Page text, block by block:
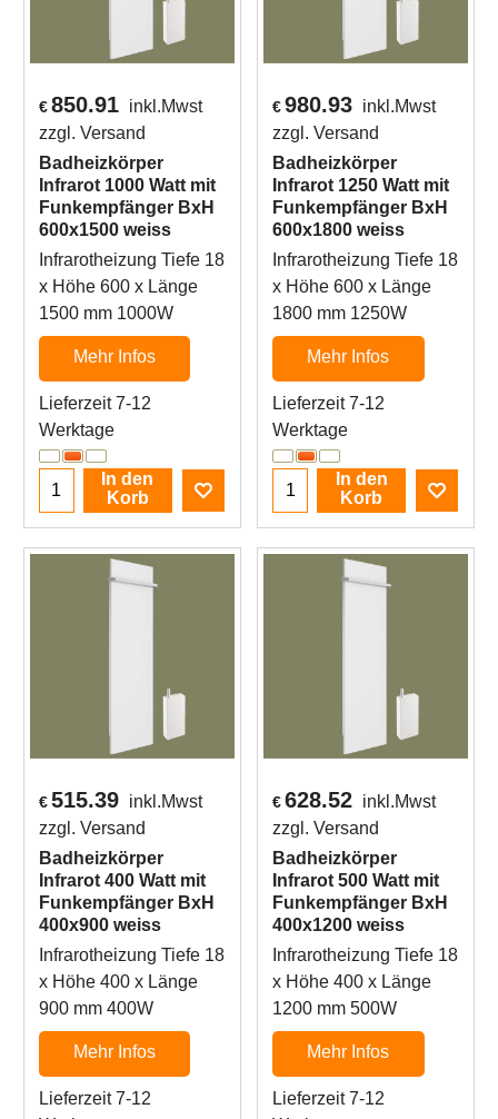
€850.91 inkl.Mwst
zzgl. Versand
Badheizkörper
Infrarot 1000 Watt mit
Funkempfänger BxH
600x1500 weiss
Infrarotheizung Tiefe 18
x Höhe 600 x Länge
1500 mm 1000W
Mehr Infos
Lieferzeit 7-12
Werktage
In den
Korb
€980.93 inkl.Mwst
zzgl. Versand
Badheizkörper
Infrarot 1250 Watt mit
Funkempfänger BxH
600x1800 weiss
Infrarotheizung Tiefe 18
x Höhe 600 x Länge
1800 mm 1250W
Mehr Infos
Lieferzeit 7-12
Werktage
In den
Korb
€515.39 inkl.Mwst
zzgl. Versand
Badheizkörper
Infrarot 400 Watt mit
Funkempfänger BxH
400x900 weiss
Infrarotheizung Tiefe 18
x Höhe 400 x Länge
900 mm 400W
Mehr Infos
Lieferzeit 7-12
€628.52 inkl.Mwst
zzgl. Versand
Badheizkörper
Infrarot 500 Watt mit
Funkempfänger BxH
400x1200 weiss
Infrarotheizung Tiefe 18
x Höhe 400 x Länge
1200 mm 500W
Mehr Infos
Lieferzeit 7-12